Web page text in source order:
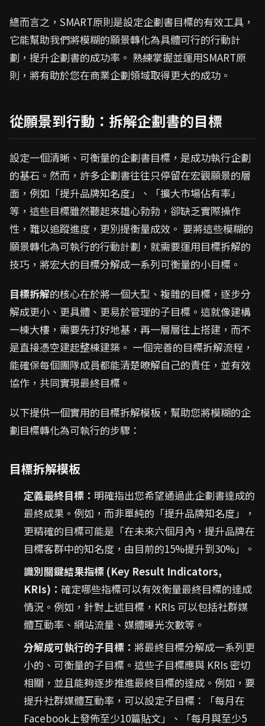
總而言之，SMART原則是設定企劃書目標的有效工具，
它能幫助我們將模糊的願景轉化為具體可行的行動計
劃，提升企劃書的成功率。 熟練掌握並運用SMART原
則，將有助於您在商業企劃領域取得更大的成功。
從願景到行動：拆解企劃書的目標
設定一個清晰、可衡量的企劃書目標，是成功執行企劃
的基石。然而，許多企劃書往往只停留在宏觀願景的層
面，例如「提升品牌知名度」、「擴大市場佔有率」
等，這些目標雖然聽起來雄心勃勃，卻缺乏實際操作
性，難以追蹤進度，更別提衡量成效。 要將這些模糊的
願景轉化為可執行的行動計劃，就需要運用目標拆解的
技巧，將宏大的目標分解成一系列可衡量的小目標。
目標拆解的核心在於將一個大型、複雜的目標，逐步分
解成更小、更具體、更易於管理的子目標。這就像建構
一棟大樓，需要先打好地基，再一層層往上搭建，而不
是直接憑空建起整棟建築。 一個完善的目標拆解流程，
能確保每個團隊成員都能清楚瞭解自己的責任，並有效
協作，共同實現最終目標。
以下提供一個實用的目標拆解模板，幫助您將模糊的企
劃目標轉化為可執行的步驟：
目標拆解模板
定義最終目標： 明確指出您希望通過此企劃書達成的
最終成果。例如，而非單純的「提升品牌知名度」，
更精確的目標可能是「在未來六個月內，提升品牌在
目標客群中的知名度，由目前的15%提升到30%」。
識別關鍵結果指標 (Key Result Indicators,
KRIs)： 確定哪些指標可以有效衡量最終目標的達成
情況。例如，針對上述目標，KRIs 可以包括社群媒
體互動率、網站流量、媒體曝光次數等。
分解成可執行的子目標： 將最終目標分解成一系列更
小的、可衡量的子目標。這些子目標應與 KRIs 密切
相關，並且能夠逐步推進最終目標的達成。例如，要
提升社群媒體互動率，可以設定子目標：「每月在
Facebook上發佈至少10篇貼文」、「每月與至少5